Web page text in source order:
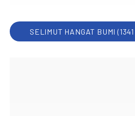
SELIMUT HANGAT BUMI